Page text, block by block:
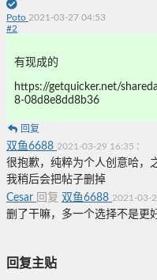
Poto 2021-03-27 04:53
#2
有现成的
https://getquicker.net/
8-08d8e8dd8b36
回复
双鱼6688 2021-03-29 16:35 :
很抱歉，纯粹为个人创意哈，
我稍后会把帖子删掉
Cesar 回复 双鱼6688 2021-03-
删了干嘛，多一个选择不是更
回复主贴